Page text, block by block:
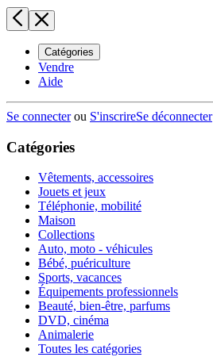
Catégories
Vendre
Aide
Se connecterou S'inscrireSe déconnecter
Catégories
Vêtements, accessoires
Jouets et jeux
Téléphonie, mobilité
Maison
Collections
Auto, moto - véhicules
Bébé, puériculture
Sports, vacances
Équipements professionnels
Beauté, bien-être, parfums
DVD, cinéma
Animalerie
Toutes les catégories